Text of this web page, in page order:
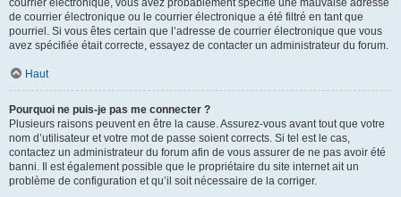
courrier électronique, vous avez probablement spécifié une mauvaise adresse
de courrier électronique ou le courrier électronique a été filtré en tant que
pourriel. Si vous êtes certain que l’adresse de courrier électronique que vous
avez spécifiée était correcte, essayez de contacter un administrateur du forum.
Haut
Pourquoi ne puis-je pas me connecter ?
Plusieurs raisons peuvent en être la cause. Assurez-vous avant tout que votre
nom d’utilisateur et votre mot de passe soient corrects. Si tel est le cas,
contactez un administrateur du forum afin de vous assurer de ne pas avoir été
banni. Il est également possible que le propriétaire du site internet ait un
problème de configuration et qu’il soit nécessaire de la corriger.